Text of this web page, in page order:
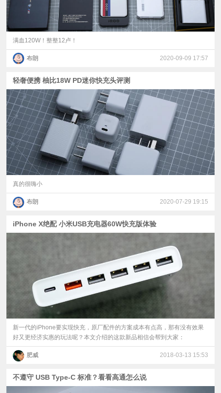
科
普
验
专
题
满血120W！整整12卢！
布朗 2020-09-09 17:57
轻奢便携 柚比18W PD迷你快充头评测
真的很嗨小
布朗 2020-07-29 19:15
iPhone X绝配 小米USB充电器60W快充版体验
新一代的iPhone要实现快充，原厂配件的方案成本有点高，那有没有效果
好又更经济实惠的玩法呢？本文介绍的这款新品相信会帮到大家：
肥威 2018-03-13 15:53
不遵守 USB Type-C 标准？看看高通怎么说